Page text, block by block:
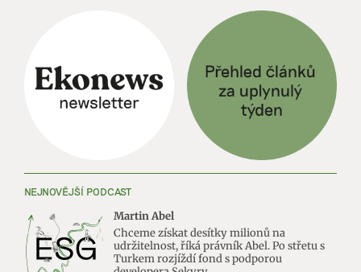
NEJNOVĚJŠÍ PODCAST
Martin Abel
Chceme získat desítky milionů na
udržitelnost, říká právník Abel. Po střetu s
Turkem rozjíždí fond s podporou